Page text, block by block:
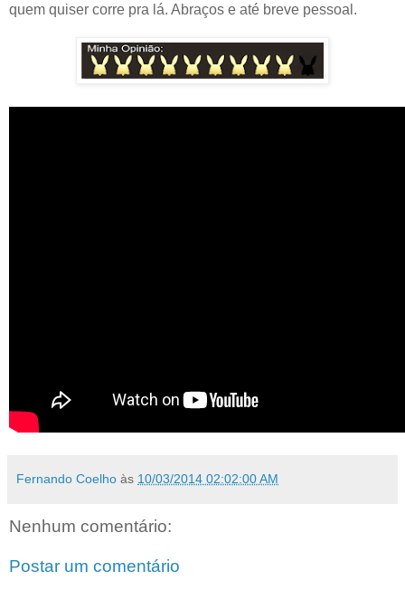
quem quiser corre pra lá. Abraços e até breve pessoal.
Fernando Coelho às 10/03/2014 02:02:00 AM
Nenhum comentário:
Postar um comentário